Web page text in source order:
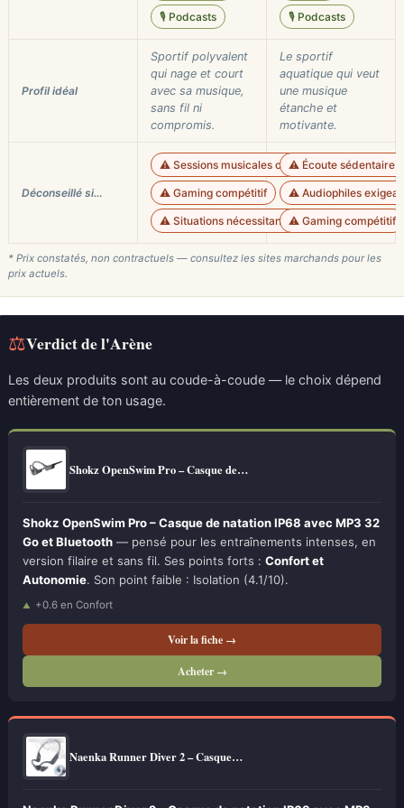
🎙️ Podcasts 🎙️ Podcasts
Profil idéal
Sportif polyvalent
qui nage et court
avec sa musique,
sans fil ni
compromis.
Le sportif
aquatique qui veut
une musique
étanche et
motivante.
Déconseillé si…
⚠️ Sessions musicales critiques (audio ouvert)
⚠️ Gaming compétitif
⚠️ Situations nécessitant un isolement sonore
⚠️ Écoute sédentaire
⚠️ Audiophiles
⚠️ Gaming compétitif
* Prix constatés, non contractuels — consultez les sites marchands pour les
prix actuels.
⚖Verdict de l'Arène
Les deux produits sont au coude-à-coude — le choix dépend
entièrement de ton usage.
Shokz OpenSwim Pro – Casque de…
Shokz OpenSwim Pro – Casque de natation IP68 avec MP3 32
Go et Bluetooth — pensé pour les entraînements intenses, en
version filaire et sans fil. Ses points forts : Confort et
Autonomie. Son point faible : Isolation (4.1/10).
+0.6 en Confort
Voir la fiche →
Acheter →
Naenka Runner Diver 2 – Casque…